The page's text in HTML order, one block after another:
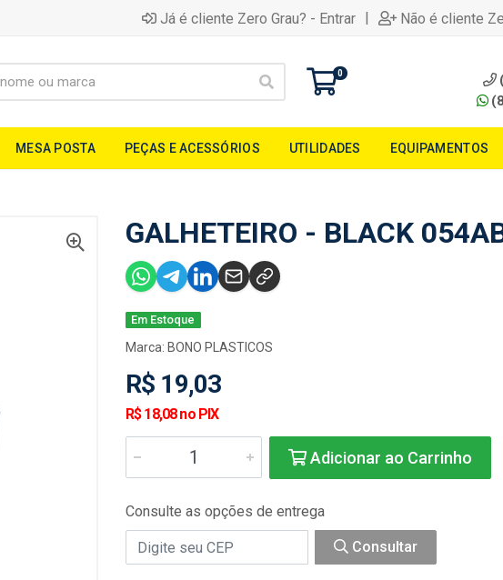
Já é cliente Zero Grau? - Entrar | Não é cliente
0
MESA POSTA PEÇAS E ACESSÓRIOS UTILIDADES EQUIPAMENTOS
GALHETEIRO - BLACK
Em Estoque
Marca: BONO PLASTICOS
R$ 19,03
R$ 18,08 no PIX
Adicionar ao Carrinho
Consulte as opções de entrega
Consultar